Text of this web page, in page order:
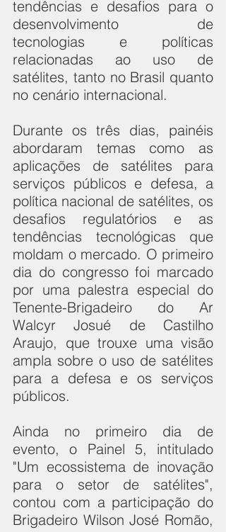
tendências e desafios para o
desenvolvimento de
tecnologias e políticas
relacionadas ao uso de
satélites, tanto no Brasil quanto
no cenário internacional.
Durante os três dias, painéis
abordaram temas como as
aplicações de satélites para
serviços públicos e defesa, a
política nacional de satélites, os
desafios regulatórios e as
tendências tecnológicas que
moldam o mercado. O primeiro
dia do congresso foi marcado
por uma palestra especial do
Tenente-Brigadeiro do Ar
Walcyr Josué de Castilho
Araujo, que trouxe uma visão
ampla sobre o uso de satélites
para a defesa e os serviços
públicos.
Ainda no primeiro dia de
evento, o Painel 5, intitulado
"Um ecossistema de inovação
para o setor de satélites",
contou com a participação do
Brigadeiro Wilson José Romão,